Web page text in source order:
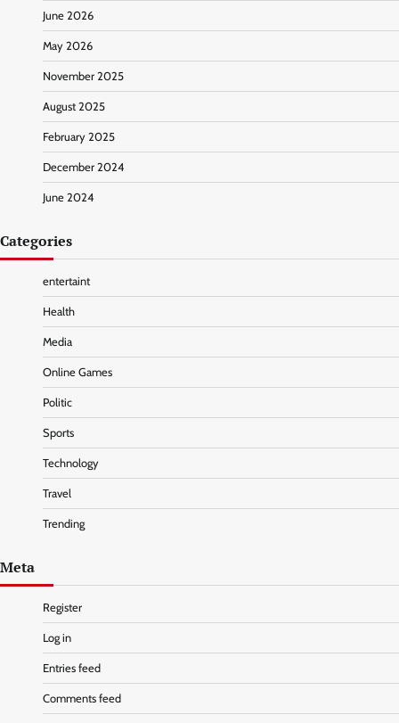
June 2026
May 2026
November 2025
August 2025
February 2025
December 2024
June 2024
Categories
entertaint
Health
Media
Online Games
Politic
Sports
Technology
Travel
Trending
Meta
Register
Log in
Entries feed
Comments feed